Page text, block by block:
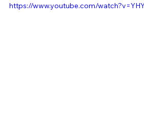
https://www.youtube.com/